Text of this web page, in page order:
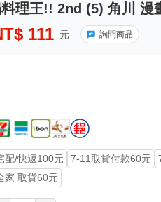
理王!! 2nd (5) 角川
111 元 詢問商品
配/快遞100元 7-11取貨付款60元
家 取貨60元